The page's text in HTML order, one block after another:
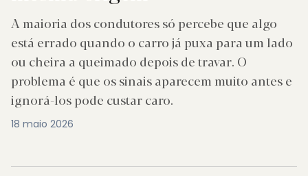
A maioria dos condutores só percebe que algo
está errado quando o carro já puxa para um lado
ou cheira a queimado depois de travar. O
problema é que os sinais aparecem muito antes e
ignorá-los pode custar caro.
18 maio 2026